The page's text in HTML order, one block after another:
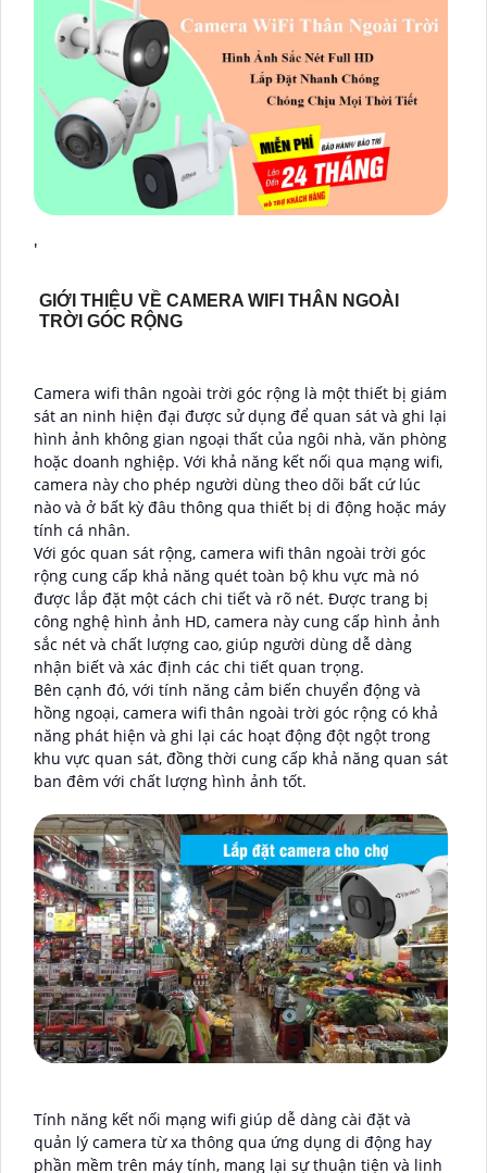
'
GIỚI THIỆU VỀ CAMERA WIFI THÂN NGOÀI
TRỜI GÓC RỘNG
Camera wifi thân ngoài trời góc rộng là một thiết bị giám
sát an ninh hiện đại được sử dụng để quan sát và ghi lại
hình ảnh không gian ngoại thất của ngôi nhà, văn phòng
hoặc doanh nghiệp. Với khả năng kết nối qua mạng wifi,
camera này cho phép người dùng theo dõi bất cứ lúc
nào và ở bất kỳ đâu thông qua thiết bị di động hoặc máy
tính cá nhân.
Với góc quan sát rộng, camera wifi thân ngoài trời góc
rộng cung cấp khả năng quét toàn bộ khu vực mà nó
được lắp đặt một cách chi tiết và rõ nét. Được trang bị
công nghệ hình ảnh HD, camera này cung cấp hình ảnh
sắc nét và chất lượng cao, giúp người dùng dễ dàng
nhận biết và xác định các chi tiết quan trọng.
Bên cạnh đó, với tính năng cảm biến chuyển động và
hồng ngoại, camera wifi thân ngoài trời góc rộng có khả
năng phát hiện và ghi lại các hoạt động đột ngột trong
khu vực quan sát, đồng thời cung cấp khả năng quan sát
ban đêm với chất lượng hình ảnh tốt.
Tính năng kết nối mạng wifi giúp dễ dàng cài đặt và
quản lý camera từ xa thông qua ứng dụng di động hay
phần mềm trên máy tính, mang lại sự thuận tiện và linh